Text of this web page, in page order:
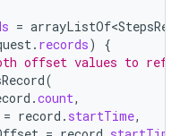
=
. records)
{
offset values to
(
.count,
= record . startTime,